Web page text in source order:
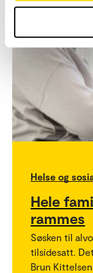
Helse og
Hele
rammes
Søsken til
tilsidesatt.
Brun